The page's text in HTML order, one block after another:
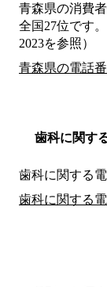
青森県の消費
全国27位です
2023を参照）
青森県の電話
歯科に関す
歯科に関する
歯科に関する